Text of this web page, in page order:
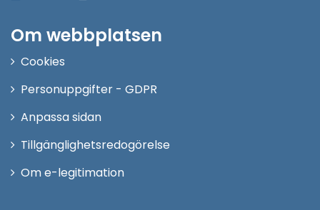
Om webbplatsen
Cookies
Personuppgifter - GDPR
Anpassa sidan
Tillgänglighetsredogörelse
Om e-legitimation